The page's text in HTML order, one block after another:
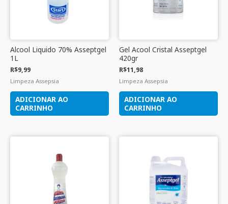
Alcool Liquido 70% Asseptgel
1L
R$9,99
Limpeza Assepsia
ADICIONAR AO
CARRINHO
Gel Acool Cristal Asseptgel
420gr
R$11,98
Limpeza Assepsia
ADICIONAR AO
CARRINHO